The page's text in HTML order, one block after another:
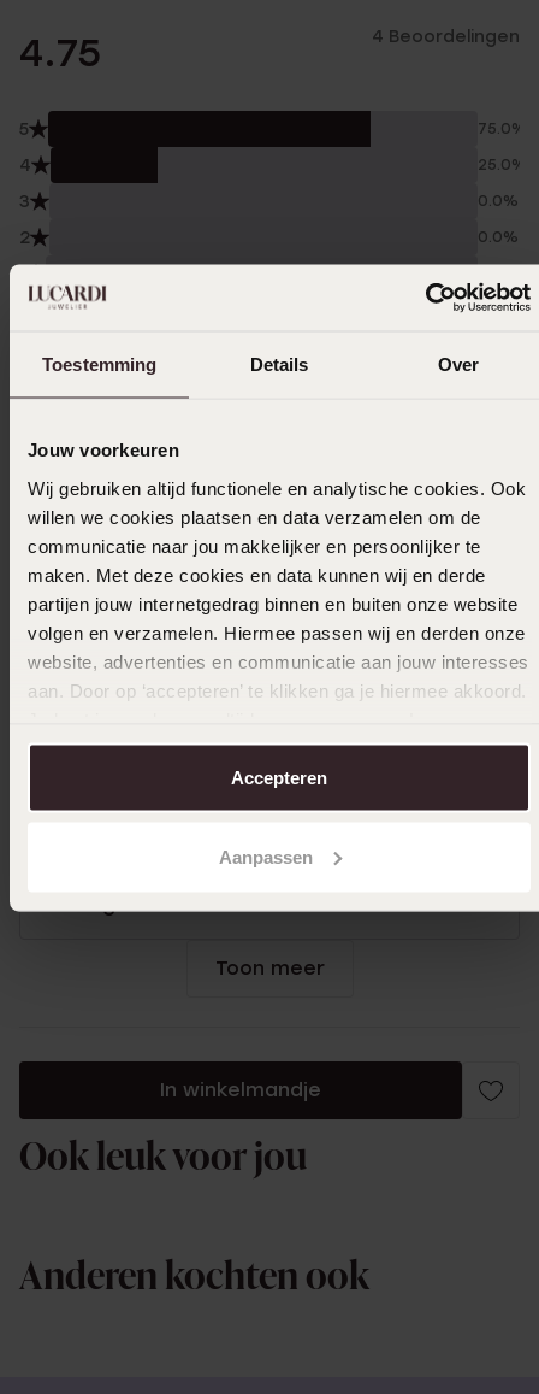
Toestemming Details Over
Jouw voorkeuren
Wij gebruiken altijd functionele en analytische cookies. Ook
willen we cookies plaatsen en data verzamelen om de
communicatie naar jou makkelijker en persoonlijker te
maken. Met deze cookies en data kunnen wij en derde
partijen jouw internetgedrag binnen en buiten onze website
volgen en verzamelen. Hiermee passen wij en derden onze
website, advertenties en communicatie aan jouw interesses
aan. Door op ‘accepteren’ te klikken ga je hiermee akkoord.
over in onscookiebeleid.
Accepteren
Aanpassen
4.75 4 Beoordelingen
5 75.0%
4 25.0%
3 0.0%
2 0.0%
Trusted shops
Filter
12-06-2026 - Selma E.
Ik vind heel goed product en heel mooi
31-10-2025 - Jj D.
Een super mooi product van goede kwaliteit
had hem nog snel een paar dagen van te
voren gehaald voor Moederdag super mooie
Toon meer
In winkelmandje
Ook leuk voor jou
Anderen kochten ook